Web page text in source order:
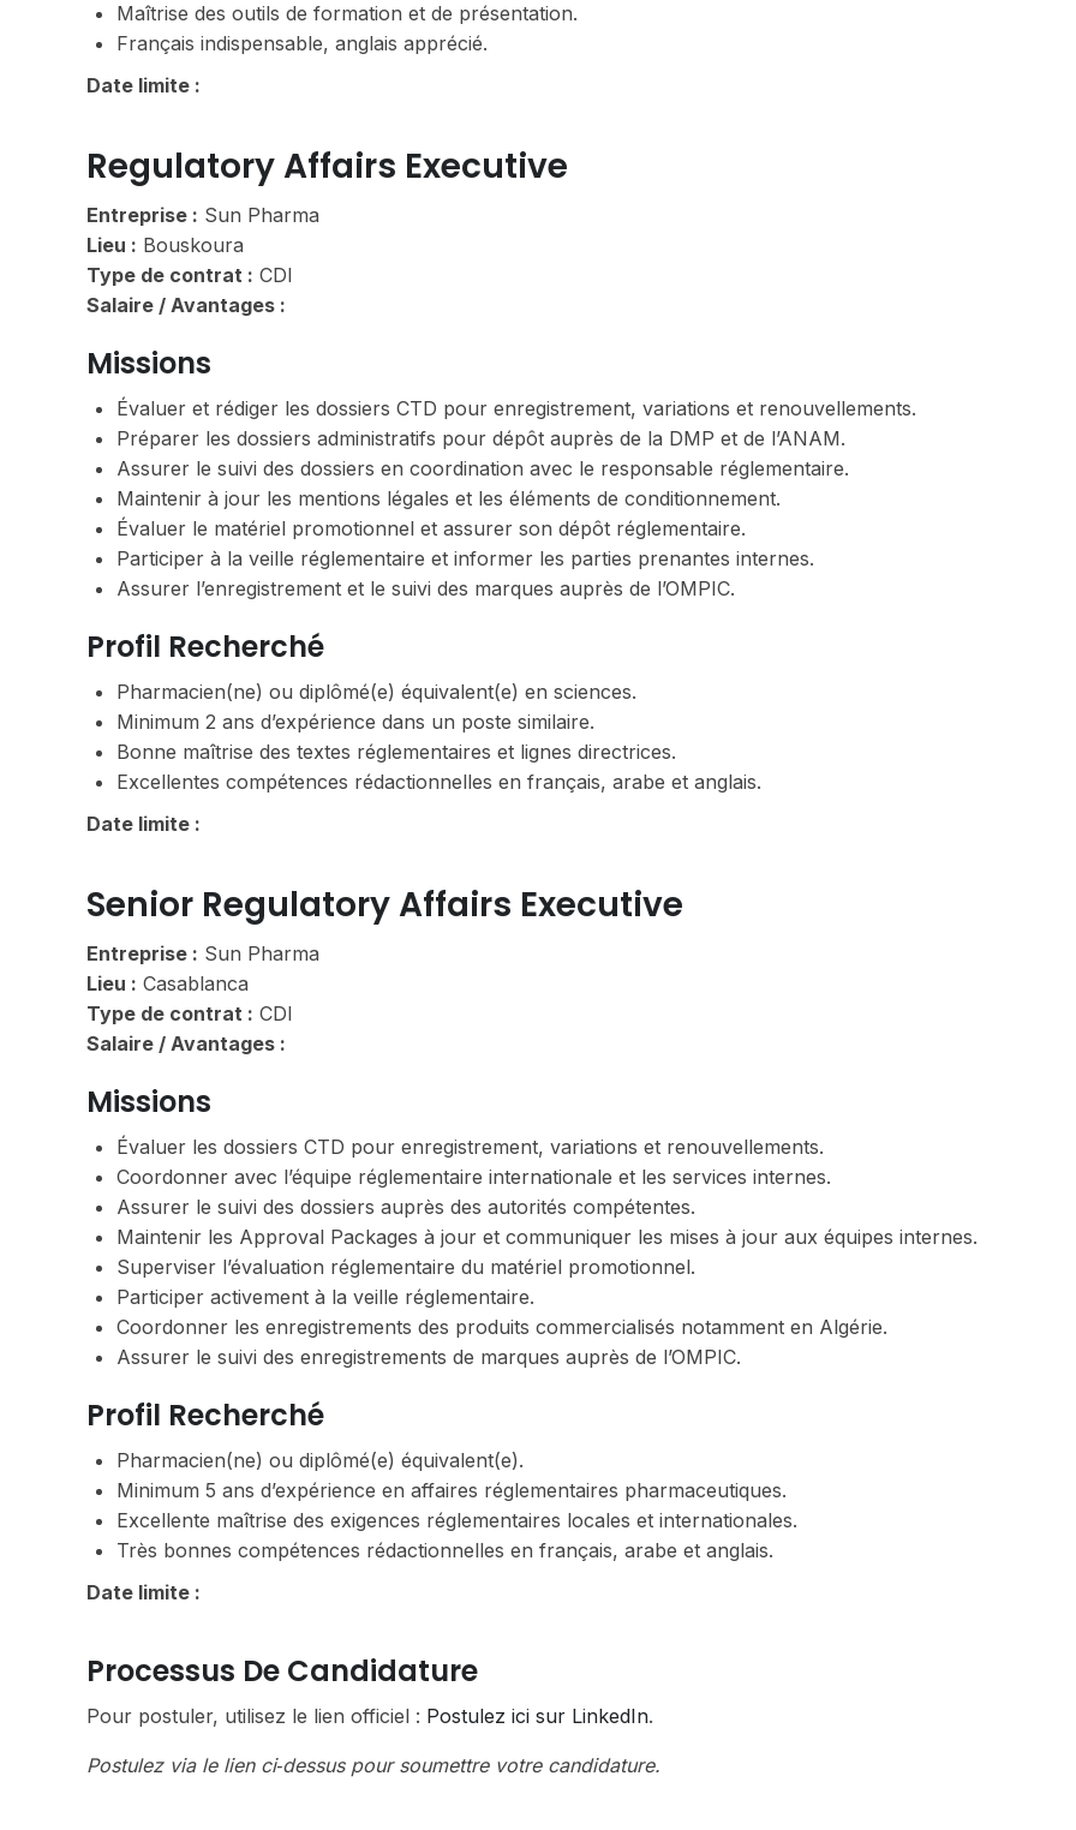
Maîtrise des outils de formation et de présentation.
Français indispensable, anglais apprécié.
Date limite :
Regulatory Affairs Executive
Entreprise : Sun Pharma
Lieu : Bouskoura
Type de contrat : CDI
Salaire / Avantages :
Missions
Évaluer et rédiger les dossiers CTD pour enregistrement, variations et renouvellements.
Préparer les dossiers administratifs pour dépôt auprès de la DMP et de l’ANAM.
Assurer le suivi des dossiers en coordination avec le responsable réglementaire.
Maintenir à jour les mentions légales et les éléments de conditionnement.
Évaluer le matériel promotionnel et assurer son dépôt réglementaire.
Participer à la veille réglementaire et informer les parties prenantes internes.
Assurer l’enregistrement et le suivi des marques auprès de l’OMPIC.
Profil Recherché
Pharmacien(ne) ou diplômé(e) équivalent(e) en sciences.
Minimum 2 ans d’expérience dans un poste similaire.
Bonne maîtrise des textes réglementaires et lignes directrices.
Excellentes compétences rédactionnelles en français, arabe et anglais.
Date limite :
Senior Regulatory Affairs Executive
Entreprise : Sun Pharma
Lieu : Casablanca
Type de contrat : CDI
Salaire / Avantages :
Missions
Évaluer les dossiers CTD pour enregistrement, variations et renouvellements.
Coordonner avec l’équipe réglementaire internationale et les services internes.
Assurer le suivi des dossiers auprès des autorités compétentes.
Maintenir les Approval Packages à jour et communiquer les mises à jour aux équipes internes.
Superviser l’évaluation réglementaire du matériel promotionnel.
Participer activement à la veille réglementaire.
Coordonner les enregistrements des produits commercialisés notamment en Algérie.
Assurer le suivi des enregistrements de marques auprès de l’OMPIC.
Profil Recherché
Pharmacien(ne) ou diplômé(e) équivalent(e).
Minimum 5 ans d’expérience en affaires réglementaires pharmaceutiques.
Excellente maîtrise des exigences réglementaires locales et internationales.
Très bonnes compétences rédactionnelles en français, arabe et anglais.
Date limite :
Processus De Candidature
Pour postuler, utilisez le lien officiel : Postulez ici sur LinkedIn.
Postulez via le lien ci‑dessus pour soumettre votre candidature.